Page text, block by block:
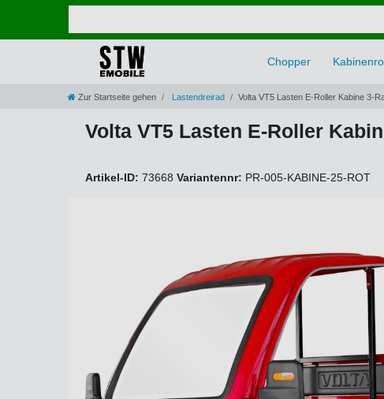
Chopper
Zur Startseite gehen Lastendreirad Volta VT5 Lasten E-Roller Kabine 3-
Volta VT5 Lasten E-Roller
Artikel-ID: 73668 Variantennr: PR-005-KABINE-25-ROT